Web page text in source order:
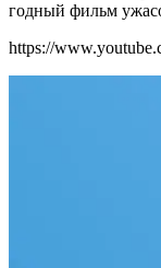
годный фильм
https://